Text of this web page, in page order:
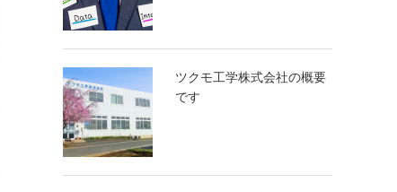
ツクモ工学株式会社の概要
です